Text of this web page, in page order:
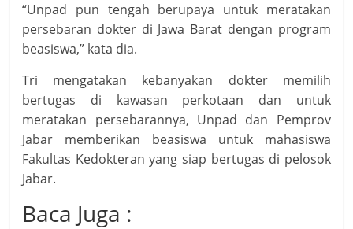
“Unpad pun tengah berupaya untuk meratakan
persebaran dokter di Jawa Barat dengan program
beasiswa,” kata dia.
Tri mengatakan kebanyakan dokter memilih
bertugas di kawasan perkotaan dan untuk
meratakan persebarannya, Unpad dan Pemprov
Jabar memberikan beasiswa untuk mahasiswa
Fakultas Kedokteran yang siap bertugas di pelosok
Jabar.
Baca Juga :